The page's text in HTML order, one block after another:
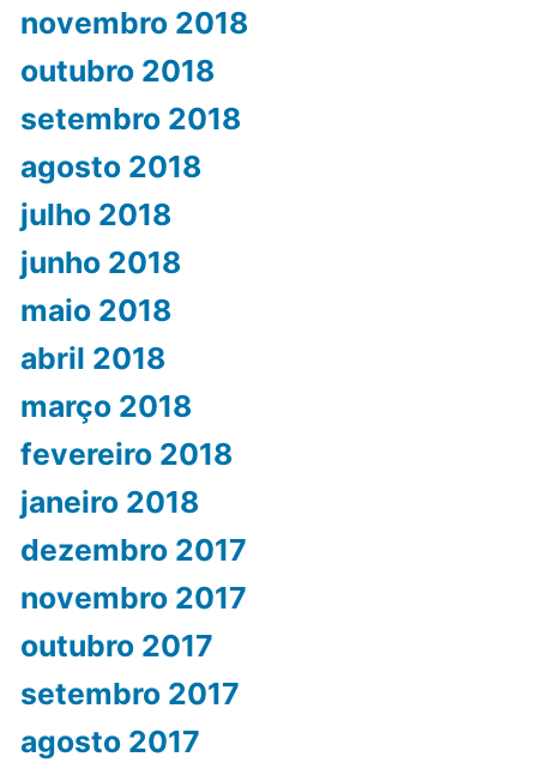
novembro 2018
outubro 2018
setembro 2018
agosto 2018
julho 2018
junho 2018
maio 2018
abril 2018
março 2018
fevereiro 2018
janeiro 2018
dezembro 2017
novembro 2017
outubro 2017
setembro 2017
agosto 2017